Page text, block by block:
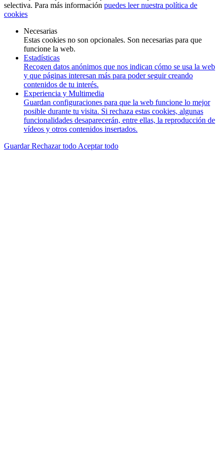
selectiva. Para más información puedes leer nuestra política de
cookies
Necesarias
Estas cookies no son opcionales. Son necesarias para que
funcione la web.
Estadísticas
Recogen datos anónimos que nos indican cómo se usa la web
y que páginas interesan más para poder seguir creando
contenidos de tu interés.
Experiencia y Multimedia
Guardan configuraciones para que la web funcione lo mejor
posible durante tu visita. Si rechaza estas cookies, algunas
funcionalidades desaparecerán, entre ellas, la reproducción de
vídeos y otros contenidos insertados.
GuardarRechazar todo Aceptar todo